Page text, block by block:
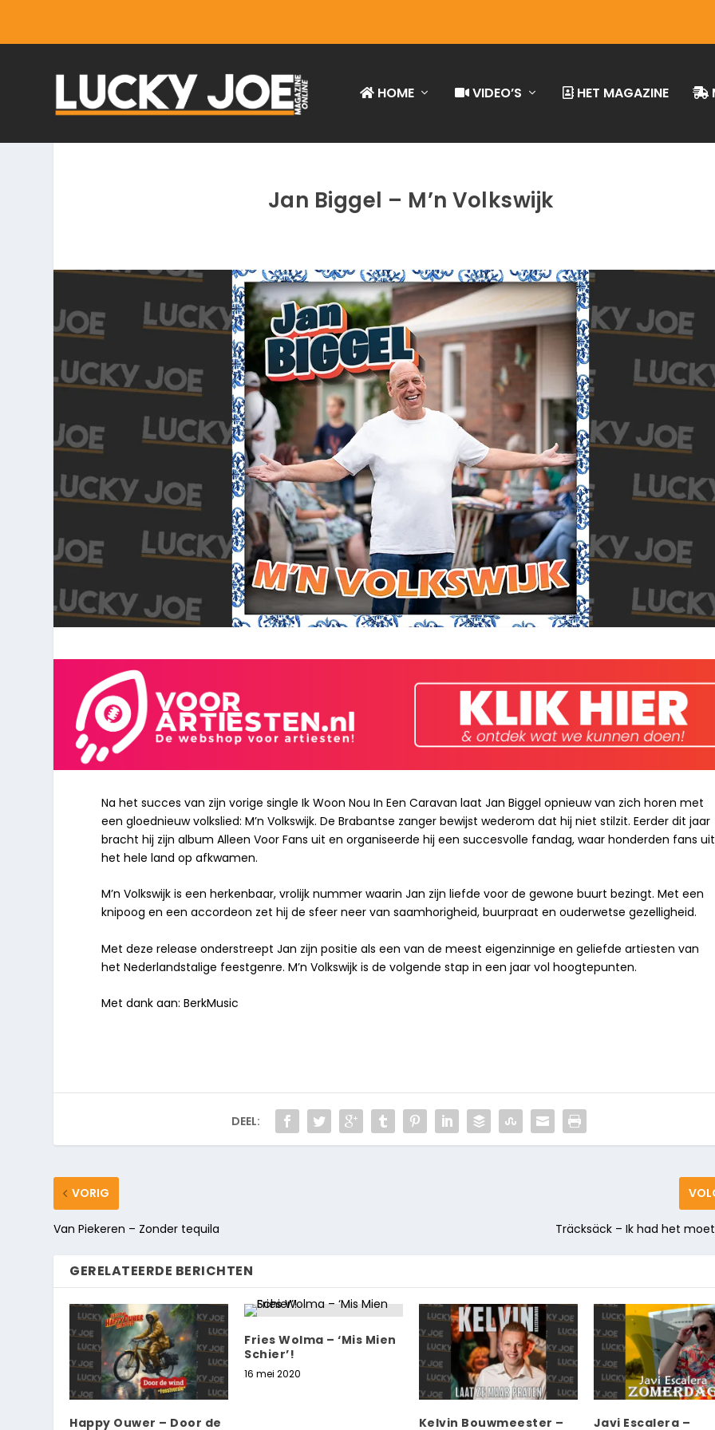
HOME VIDEO’S HET MAGAZINE
Jan Biggel – M’n Volkswijk
Na het succes van zijn vorige single Ik Woon Nou In Een Caravan laat Jan Biggel opnieuw van zich horen met
een gloednieuw volkslied: M’n Volkswijk. De Brabantse zanger bewijst wederom dat hij niet stilzit. Eerder dit jaar
bracht hij zijn album Alleen Voor Fans uit en organiseerde hij een succesvolle fandag, waar honderden fans uit
het hele land op afkwamen.
M’n Volkswijk is een herkenbaar, vrolijk nummer waarin Jan zijn liefde voor de gewone buurt bezingt. Met een
knipoog en een accordeon zet hij de sfeer neer van saamhorigheid, buurpraat en ouderwetse gezelligheid.
Met deze release onderstreept Jan zijn positie als een van de meest eigenzinnige en geliefde artiesten van
het Nederlandstalige feestgenre. M’n Volkswijk is de volgende stap in een jaar vol hoogtepunten.
Met dank aan: BerkMusic
DEEL:
VORIG
Van Piekeren – Zonder tequila Träcksäck – Ik had het
GERELATEERDE BERICHTEN
Happy Ouwer – Door de
Fries Wolma – ‘Mis Mien
Schier’!
16 mei 2020
Kelvin Bouwmeester –
Javi Escalera –